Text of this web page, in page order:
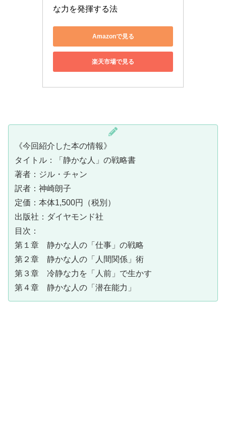
な力を発揮する法
Amazonで見る
楽天市場で見る
《今回紹介した本の情報》
タイトル：「静かな人」の戦略書
著者：ジル・チャン
訳者：神崎朗子
定価：本体1,500円（税別）
出版社：ダイヤモンド社
目次：
第１章 静かな人の「仕事」の戦略
第２章 静かな人の「人間関係」術
第３章 冷静な力を「人前」で生かす
第４章 静かな人の「潜在能力」